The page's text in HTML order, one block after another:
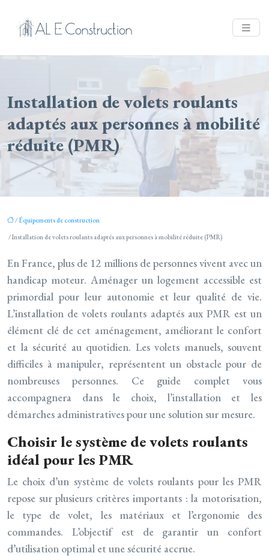
Installation de volets roulants
adaptés aux personnes à mobilité
réduite (PMR)
/ Équipements de construction
/ Installation de volets roulants adaptés aux personnes à mobilité réduite (PMR)
En France, plus de 12 millions de personnes vivent avec un
handicap moteur. Aménager un logement accessible est
primordial pour leur autonomie et leur qualité de vie.
L’installation de volets roulants adaptés aux PMR est un
élément clé de cet aménagement, améliorant le confort
et la sécurité au quotidien. Les volets manuels, souvent
difficiles à manipuler, représentent un obstacle pour de
nombreuses personnes. Ce guide complet vous
accompagnera dans le choix, l’installation et les
démarches administratives pour une solution sur mesure.
Choisir le système de volets roulants
idéal pour les PMR
Le choix d’un système de volets roulants pour les PMR
repose sur plusieurs critères importants : la motorisation,
le type de volet, les matériaux et l’ergonomie des
commandes. L’objectif est de garantir un confort
d’utilisation optimal et une sécurité accrue.